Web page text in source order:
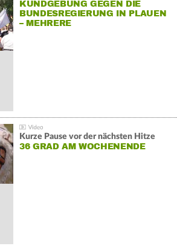
KUNDGEBUNG GEGEN DIE
BUNDESREGIERUNG IN PLAUEN
– MEHRERE
Kurze Pause vor der nächsten Hitze
36 GRAD AM WOCHENENDE